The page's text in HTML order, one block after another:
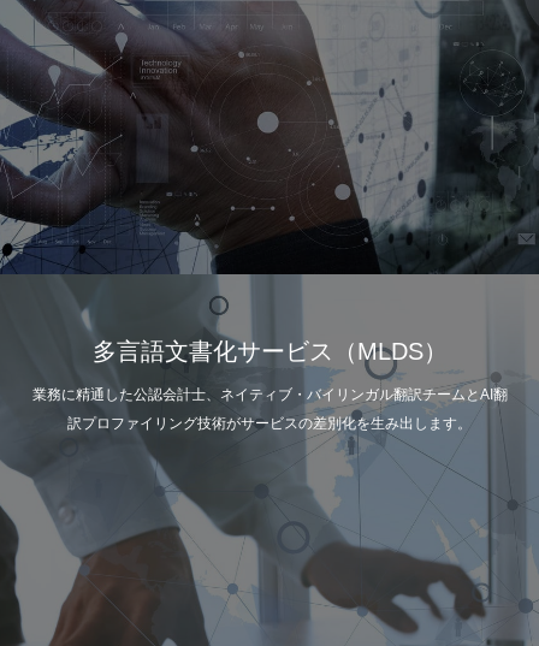
多言語文書化サービス（MLDS）
業務に精通した公認会計士、ネイティブ・バイリンガル翻訳チームとAI翻
訳プロファイリング技術がサービスの差別化を生み出します。